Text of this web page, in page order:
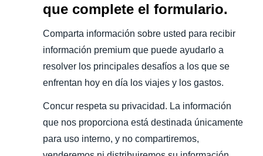
que complete el formulario.
Comparta información sobre usted para recibir
información premium que puede ayudarlo a
resolver los principales desafíos a los que se
enfrentan hoy en día los viajes y los gastos.
Concur respeta su privacidad. La información
que nos proporciona está destinada únicamente
para uso interno, y no compartiremos,